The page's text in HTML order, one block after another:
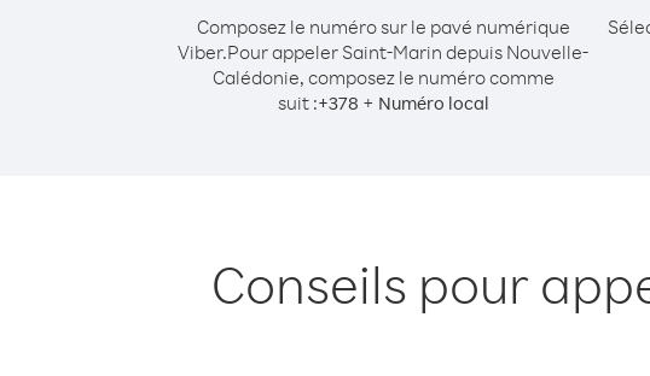
Composez le numéro sur le pavé numérique
Viber.Pour appeler Saint-Marin depuis Nouvelle-
Calédonie, composez le numéro comme
suit :+378 + Numéro local
Conseils pour